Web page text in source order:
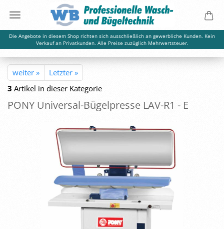
Die Angebote in diesem Shop richten sich ausschließlich an gewerbliche Kunden. Kein
Verkauf an Privatkunden. Alle Preise zuzüglich Mehrwertsteuer.
weiter »
Letzter »
3 Artikel in dieser Kategorie
PONY Universal-​Bügelpresse LAV-​R1 - E